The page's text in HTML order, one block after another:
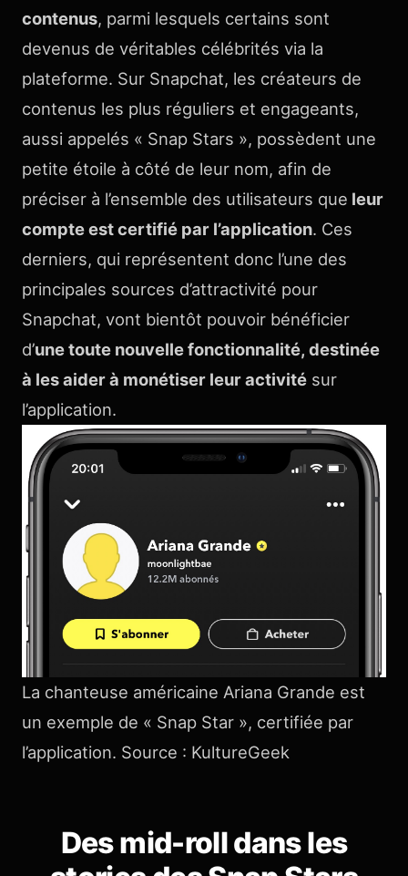
contenus, parmi lesquels certains sont
devenus de véritables célébrités via la
plateforme. Sur Snapchat, les créateurs de
contenus les plus réguliers et engageants,
aussi appelés « Snap Stars », possèdent une
petite étoile à côté de leur nom, afin de
préciser à l’ensemble des utilisateurs que leur
compte est certifié par l’application. Ces
derniers, qui représentent donc l’une des
principales sources d’attractivité pour
Snapchat, vont bientôt pouvoir bénéficier
d’une toute nouvelle fonctionnalité, destinée
à les aider à monétiser leur activité sur
l’application.
La chanteuse américaine Ariana Grande est
un exemple de « Snap Star », certifiée par
l’application. Source : KultureGeek
Des mid-roll dans les